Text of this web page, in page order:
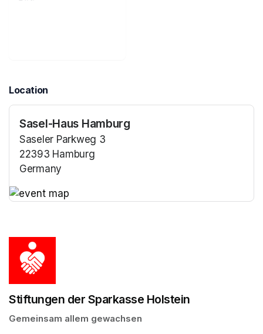
Location
Sasel-Haus Hamburg
Saseler Parkweg 3
22393 Hamburg
Germany
Stiftungen der Sparkasse Holstein
Gemeinsam allem gewachsen